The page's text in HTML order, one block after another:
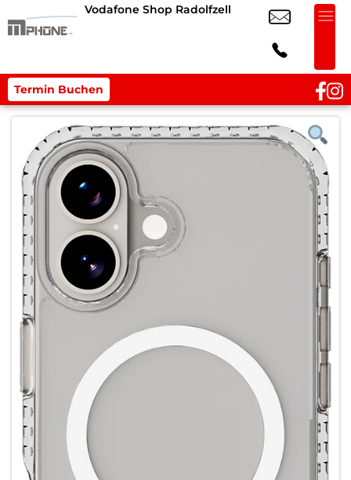
Vodafone Shop Radolfzell
Termin Buchen